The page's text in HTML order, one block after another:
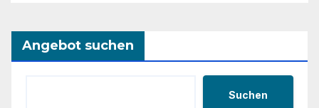
Angebot suchen
Suchen